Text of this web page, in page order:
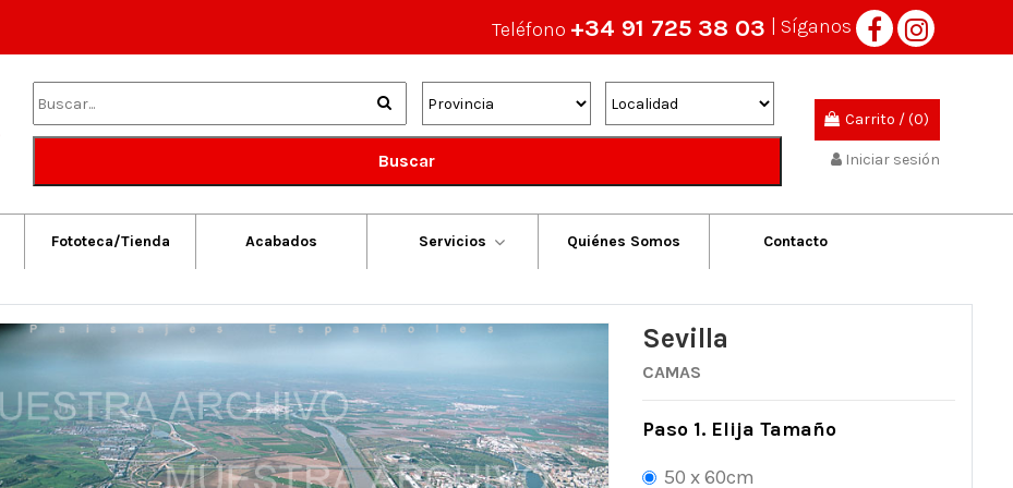
Teléfono +34 91 725 38 03 | Síganos
Buscar
Carrito /(0)
Iniciar sesión
Fototeca/Tienda Acabados Servicios Quiénes Somos Contacto
Sevilla
CAMAS
Paso 1. Elija Tamaño
50 x 60cm